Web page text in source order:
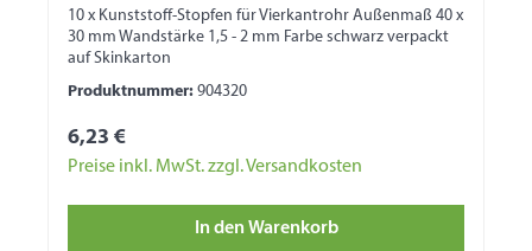
10 x Kunststoff-Stopfen für Vierkantrohr Außenmaß 40 x
30 mm Wandstärke 1,5 - 2 mm Farbe schwarz verpackt
auf Skinkarton
Produktnummer: 904320
6,23 €
Preise inkl. MwSt. zzgl. Versandkosten
In den Warenkorb